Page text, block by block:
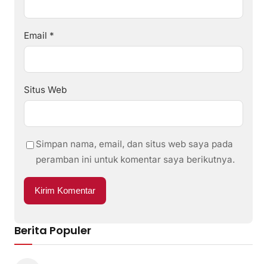
Email *
Situs Web
Simpan nama, email, dan situs web saya pada
peramban ini untuk komentar saya berikutnya.
Berita Populer